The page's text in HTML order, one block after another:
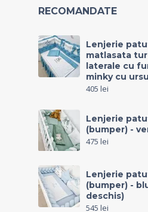
RECOMANDATE
Lenjerie
matlasata
laterale cu
minky cu
405 lei
Lenjerie
(bumper) -
475 lei
Lenjerie
(bumper) -
deschis)
545 lei